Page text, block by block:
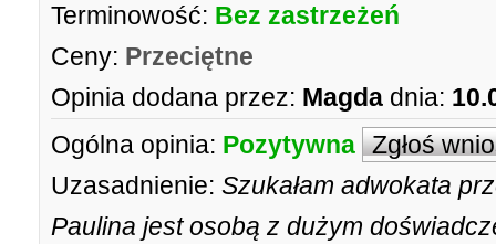
Terminowość: Bez zastrzeżeń
Ceny: Przeciętne
Opinia dodana przez: Magda dnia:
Ogólna opinia: Pozytywna Zgłoś
Uzasadnienie: Szukałam adwokata
Paulina jest osobą z dużym